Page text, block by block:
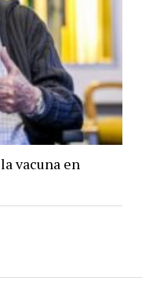
vacuna en